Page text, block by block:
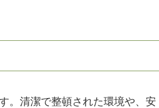
。清潔で整頓された環境や、安